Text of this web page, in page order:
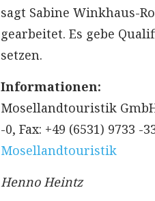
sagt Sabine Winkhaus-
gearbeitet. Es gebe
setzen.
Informationen:
Mosellandtouristik
-0, Fax: +49 (6531) 9733
Mosellandtouristik
Henno Heintz